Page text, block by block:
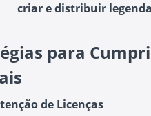
criar e distribuir
para
de Licenças